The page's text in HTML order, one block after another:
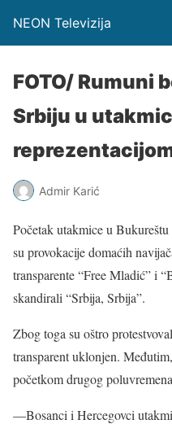
NEON Televizija
FOTO/ Rumuni
Srbiju u
Admir Karić
Početak utakmice u
su provokacije domaćih
transparente “Free Mladić” i
skandirali “Srbija, Srbija”.
Zbog toga su oštro
transparent uklonjen.
početkom drugog
—Bosanci i Hercegovci